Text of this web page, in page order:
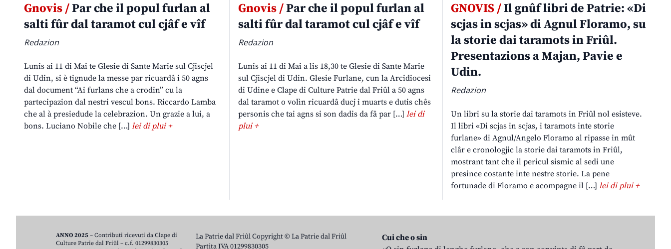
Gnovis /Par che il popul furlan al
salti fûr dal taramot cul cjâf e vîf
Redazion
Lunis ai 11 di Mai te Glesie di Sante Marie sul Cjiscjel
di Udin, si è tignude la messe par ricuardâ i 50 agns
dal document “Ai furlans che a crodin” cu la
partecipazion dal nestri vescul bons. Riccardo Lamba
che al à presiedude la celebrazion. Un grazie a lui, a
bons. Luciano Nobile che […] lei di plui +
Gnovis /Par che il popul furlan al
salti fûr dal taramot cul cjâf e vîf
Redazion
Lunis ai 11 di Mai a lis 18,30 te Glesie di Sante Marie
sul Cjiscjel di Udin. Glesie Furlane, cun la Arcidiocesi
di Udine e Clape di Culture Patrie dal Friûl a 50 agns
dal taramot o volìn ricuardâ ducj i muarts e dutis chês
personis che tai agns si son dadis da fâ par […] lei di
plui +
GNOVIS /Il gnûf libri de Patrie: «Di
scjas in scjas» di Agnul Floramo, su
la storie dai taramots in Friûl.
Presentazions a Majan, Pavie e
Udin.
Redazion
Un libri su la storie dai taramots in Friûl nol esisteve.
Il libri «Di scjas in scjas, i taramots inte storie
furlane» di Agnul/Angelo Floramo al ripasse in mût
clâr e cronologjic la storie dai taramots in Friûl,
mostrant tant che il pericul sismic al sedi une
presince costante inte nestre storie. La pene
fortunade di Floramo e acompagne il […]lei di plui +
La Patrie dal Friûl Copyright © La Patrie dal Friûl
Partita IVA 01299830305
Cui che o sin
ANNO 2025 – Contributi ricevuti da Clape di
Culture Patrie dal Friûl – c.f. 01299830305